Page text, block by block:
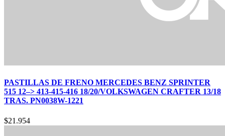
PASTILLAS DE FRENO MERCEDES BENZ SPRINTER
515 12–> 413-415-416 18/20/VOLKSWAGEN CRAFTER 13/18
TRAS. PN0038W-1221
$21.954